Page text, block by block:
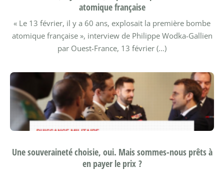
atomique française
« Le 13 février, il y a 60 ans, explosait la première bombe
atomique française », interview de Philippe Wodka-Gallien
par Ouest-France, 13 février (…)
Une souveraineté choisie, oui. Mais sommes-nous prêts à
en payer le prix ?